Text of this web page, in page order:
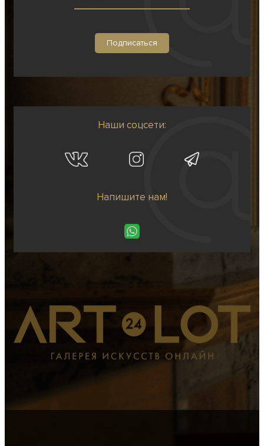
Наши соцсети:
Напишите нам!